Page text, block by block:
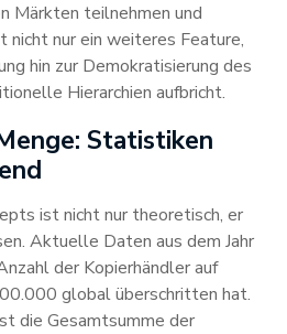
Märkten teilnehmen und
nicht nur ein weiteres Feature,
hin zur Demokratisierung des
Hierarchien aufbricht.
Statistiken
ist nicht nur theoretisch, er
Aktuelle Daten aus dem Jahr
der Kopierhändler auf
global überschritten hat.
die Gesamtsumme der